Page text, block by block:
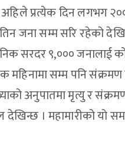
प्रत्येक दिन लगभग
जना सम्म सरि रहेको
सरदर ९,००० जनालाई
सम्म पनि संक्रमण
अनुपातमा मृत्यु र
। महामारीको यो